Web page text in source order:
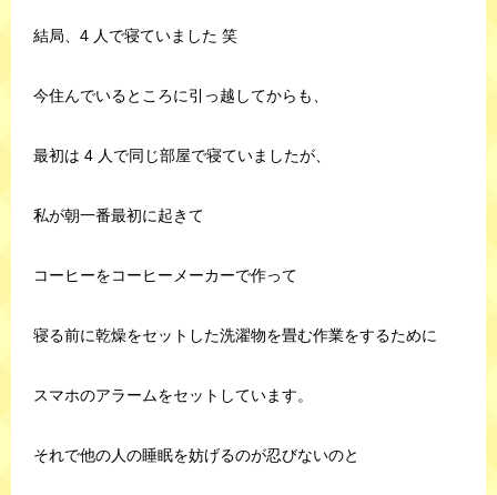
結局、4 人で寝ていました 笑
今住んでいるところに引っ越してからも、
最初は 4 人で同じ部屋で寝ていましたが、
私が朝一番最初に起きて
コーヒーをコーヒーメーカーで作って
寝る前に乾燥をセットした洗濯物を畳む作業をするために
スマホのアラームをセットしています。
それで他の人の睡眠を妨げるのが忍びないのと